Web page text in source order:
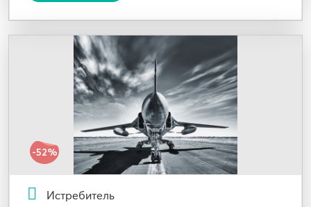
-52%
Истребитель